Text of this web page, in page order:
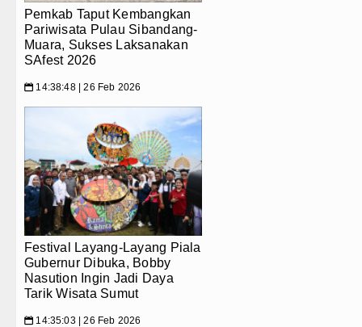
Pemkab Taput Kembangkan
Pariwisata Pulau Sibandang-
Muara, Sukses Laksanakan
SAfest 2026
📅 14:38:48 | 26 Feb 2026
Festival Layang-Layang Piala
Gubernur Dibuka, Bobby
Nasution Ingin Jadi Daya
Tarik Wisata Sumut
📅 14:35:03 | 26 Feb 2026